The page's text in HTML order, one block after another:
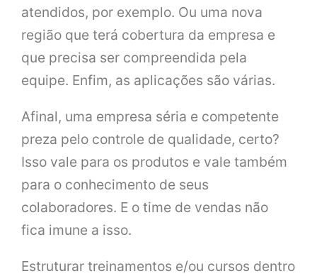
atendidos, por exemplo. Ou uma nova
região que terá cobertura da empresa e
que precisa ser compreendida pela
equipe. Enfim, as aplicações são várias.
Afinal, uma empresa séria e competente
preza pelo controle de qualidade, certo?
Isso vale para os produtos e vale também
para o conhecimento de seus
colaboradores. E o time de vendas não
fica imune a isso.
Estruturar treinamentos e/ou cursos dentro